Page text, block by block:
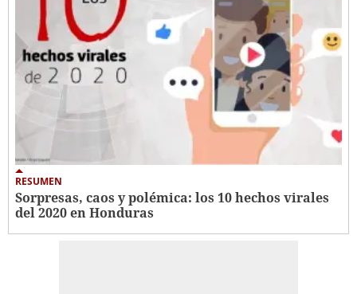
RESUMEN
Sorpresas, caos y polémica: los 10 hechos virales
del 2020 en Honduras